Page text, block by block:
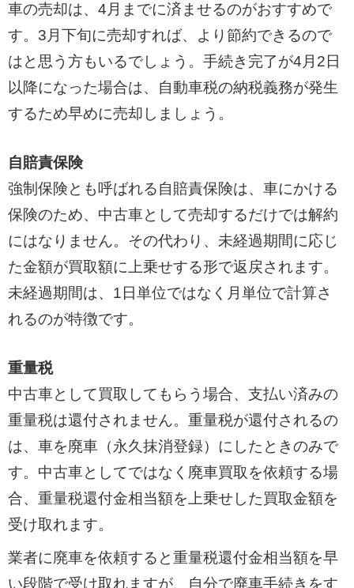
車の売却は、4月までに済ませるのがおすすめで
す。3月下旬に売却すれば、より節約できるので
はと思う方もいるでしょう。手続き完了が4月2日
以降になった場合は、自動車税の納税義務が発生
するため早めに売却しましょう。
自賠責保険
強制保険とも呼ばれる自賠責保険は、車にかける
保険のため、中古車として売却するだけでは解約
にはなりません。その代わり、未経過期間に応じ
た金額が買取額に上乗せする形で返戻されます。
未経過期間は、1日単位ではなく月単位で計算さ
れるのが特徴です。
重量税
中古車として買取してもらう場合、支払い済みの
重量税は還付されません。重量税が還付されるの
は、車を廃車（永久抹消登録）にしたときのみで
す。中古車としてではなく廃車買取を依頼する場
合、重量税還付金相当額を上乗せした買取金額を
受け取れます。
業者に廃車を依頼すると重量税還付金相当額を早
い段階で受け取れますが、自分で廃車手続きをす